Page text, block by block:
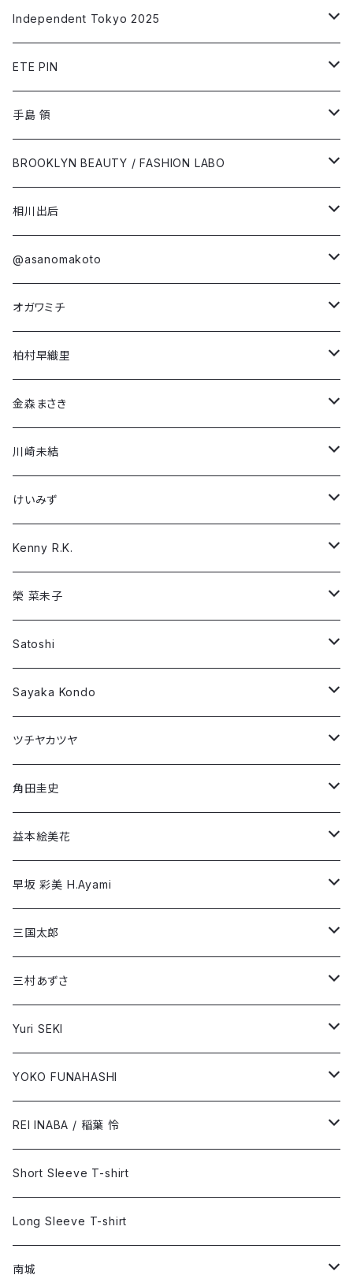
Independent Tokyo 2025
相川出后
@asanomakoto
オガワミチ
柏村早織里
金森まさき
川崎未結
けいみず
Kenny R.K.
榮 菜未子
Satoshi
Sayaka Kondo
ツチヤカツヤ
角田圭史
益本絵美花
早坂 彩美 H.Ayami
三国太郎
三村あずさ
Yuri SEKI
YOKO FUNAHASHI
REI INABA / 稲葉 怜
ETE PIN
Short Sleeve T-shirt
Long Sleeve T-shirt
手島 領
Short Sleeve T-shirt
Long Sleeve T-shirt
第4弾コラボ
「NEO(n) YEAR -unicorn-」
「Dream in Rose」
第3弾コラボ
「Run! Boy Run!」
「Why Fight?」
第2弾コラボ
「NEO(n) BIRTH -awake-」
「戦場で…」
第1弾コラボ
「Boys, don’t cry」
「Girls, don't cry」
BROOKLYN BEAUTY / FASHION LABO
Short Sleeve T-shirt
Long Sleeve T-shirt
Damien Olsen Berdichevsky
Dario Mohr
Francesca Furian
Gail Bach
Hallie Lederer
Nathaniel Thompson
Preston Trombly
Robin Dann
William Patterson
Wujian Wang
相川出后
Short Sleeve T-shirt
Long Sleeve T-shirt
@asanomakoto
Short Sleeve T-shirt
Long Sleeve T-shirt
オガワミチ
Short Sleeve T-shirt
Long Sleeve T-shirt
柏村早織里
Short Sleeve T-shirt
Long Sleeve T-shirt
金森まさき
Short Sleeve T-shirt
Long Sleeve T-shirt
川崎未結
Short Sleeve T-shirt
Long Sleeve T-shirt
けいみず
Short Sleeve T-shirt
Long Sleeve T-shirt
Kenny R.K.
Short Sleeve T-shirt
Long Sleeve T-shirt
榮 菜未子
Short Sleeve T-shirt
Long Sleeve T-shirt
Satoshi
Short Sleeve T-shirt
Long Sleeve T-shirt
Sayaka Kondo
Short Sleeve T-shirt
Long Sleeve T-shirt
ツチヤカツヤ
Short Sleeve T-shirt
Long Sleeve T-shirt
角田圭史
Short Sleeve T-shirt
Long Sleeve T-shirt
益本絵美花
Short Sleeve T-shirt
Long Sleeve T-shirt
早坂 彩美 H.Ayami
Short Sleeve T-shirt
Long Sleeve T-shirt
三国太郎
Short Sleeve T-shirt
Long Sleeve T-shirt
三村あずさ
Short Sleeve T-shirt
Long Sleeve T-shirt
「ブルーサイド」
「あなたの癒し」
Yuri SEKI
Short Sleeve T-shirt
Long Sleeve T-shirt
YOKO FUNAHASHI
Short Sleeve T-shirt
Long Sleeve T-shirt
REI INABA / 稲葉 怜
Short Sleeve T-shirt
Long Sleeve T-shirt
Short Sleeve T-shirt
Long Sleeve T-shirt
南城